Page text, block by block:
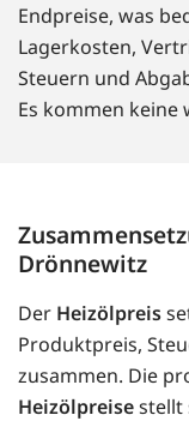
Endpreise, was
Lagerkosten,
Steuern und
Es kommen keine
Drönnewitz
Der Heizölpreis
Produktpreis,
zusammen. Die
Heizölpreisestellt